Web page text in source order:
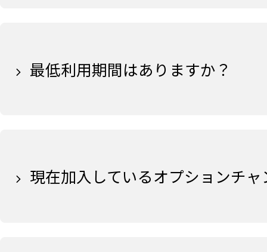
最低利用期間はありますか？
現在加入しているオプションチ